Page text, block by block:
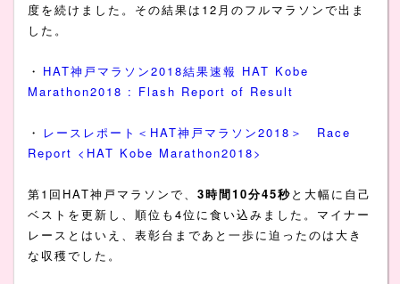
度を続けました。その結果は12月のフルマラソンで出ま
した。
・ HAT神戸マラソン2018結果速報 HAT Kobe
Marathon2018 : Flash Report of Result
・ レースレポート＜HAT神戸マラソン2018＞ Race
Report <HAT Kobe Marathon2018>
第1回HAT神戸マラソンで、 3時間10分45秒と大幅に自己
ベストを更新し、順位も4位に食い込みました。マイナー
レースとはいえ、表彰台まであと一歩に迫ったのは大き
な収穫でした。